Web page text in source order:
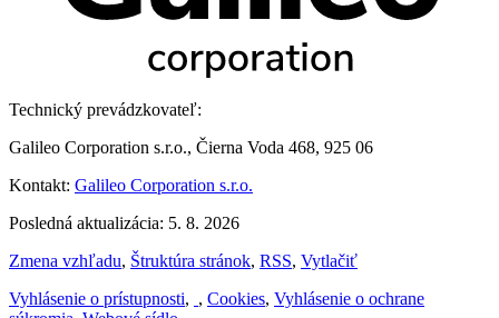
Technický prevádzkovateľ:
Galileo Corporation s.r.o., Čierna Voda 468, 925 06
Kontakt: Galileo Corporation s.r.o.
Posledná aktualizácia: 5. 8. 2026
Zmena vzhľadu, Štruktúra stránok, RSS, Vytlačiť
Vyhlásenie o prístupnosti, , Cookies, Vyhlásenie o ochrane